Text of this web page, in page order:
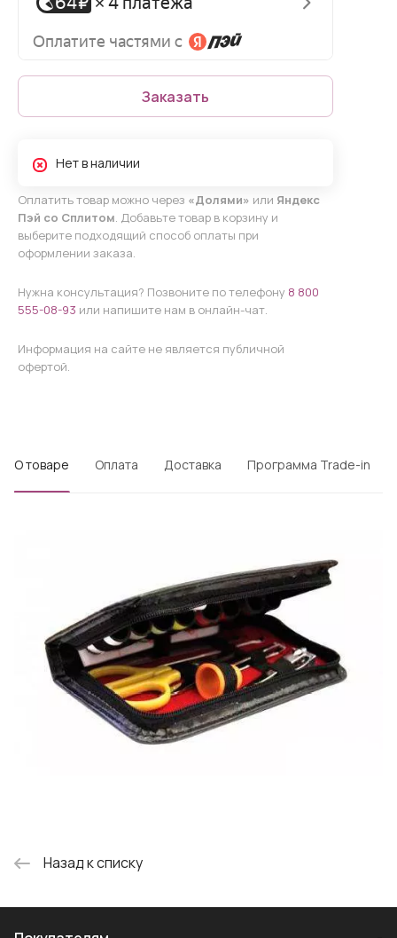
Заказать
Нет в наличии
Оплатить товар можно через «Долями» или Яндекс
Пэй со Сплитом. Добавьте товар в корзину и
выберите подходящий способ оплаты при
оформлении заказа.
Нужна консультация? Позвоните по телефону 8 800
555-08-93 или напишите нам в онлайн-чат.
Информация на сайте не является публичной
офертой.
О товаре Оплата Доставка Программа Trade-in
Назад к списку